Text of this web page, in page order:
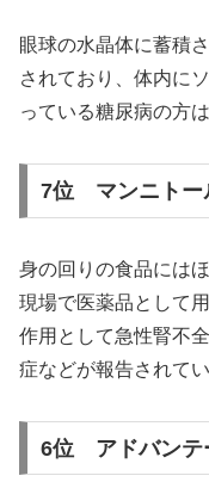
眼球の水晶体に蓄積
されており、体内に
っている糖尿病の方
7位 マンニトー
身の回りの食品には
現場で医薬品として
作用として急性腎不
症などが報告されてい
6位 アドバンテ